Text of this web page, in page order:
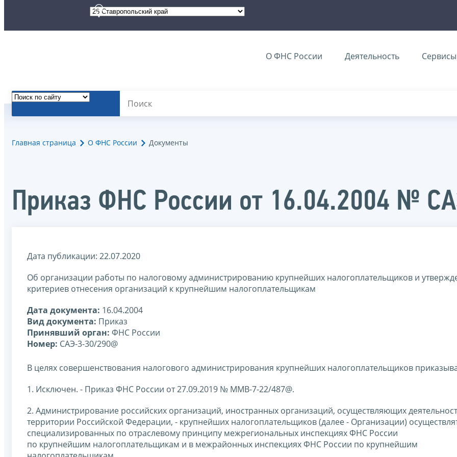
О ФНС России Деятельность Сервисы
Главная страница О ФНС России Документы
Приказ ФНС России от 16.04.2004 №
Дата публикации: 22.07.2020
Об организации работы по налоговому администрированию крупнейших налогоплательщиков и
критериев отнесения организаций к крупнейшим налогоплательщикам
Дата документа: 16.04.2004
Вид документа: Приказ
Принявший орган: ФНС России
Номер: САЭ-3-30/290@
В целях совершенствования налогового администрирования крупнейших налогоплательщиков
1. Исключен. - Приказ ФНС России от 27.09.2019 № ММВ-7-22/487@.
2. Администрирование российских организаций, иностранных организаций, осуществляющих
территории Российской Федерации, - крупнейших налогоплательщиков (далее - Организации)
специализированных по отраслевому принципу межрегиональных инспекциях ФНС России
по крупнейшим налогоплательщикам и в межрайонных инспекциях ФНС России по крупнейшим